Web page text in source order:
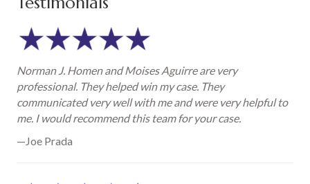
Norman J. Homen and Moises Aguirre are very
professional. They helped win my case. They
communicated very well with me and were very helpful to
me. I would recommend this team for your case.
—Joe Prada